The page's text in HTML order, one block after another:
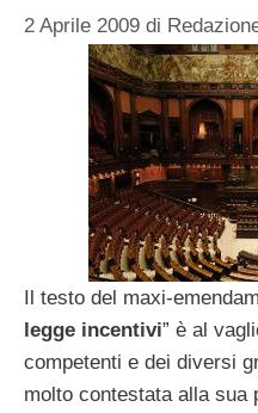
2 Aprile 2009 di
Il testo del maxi-
legge incentivi” è al
competenti e dei diversi
molto contestata alla sua